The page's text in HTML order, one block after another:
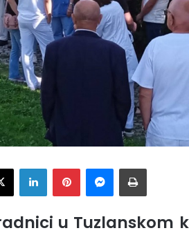
u Tuzlanskom